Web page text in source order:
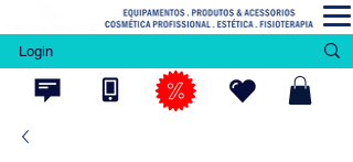
Login